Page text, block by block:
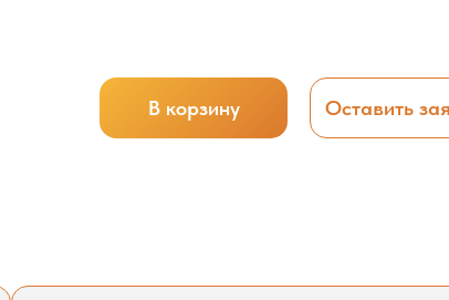
В корзину Оставить